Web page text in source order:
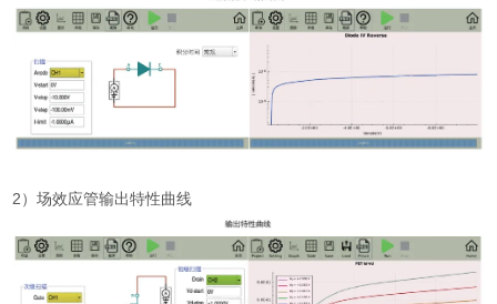
2）场效应管输出特性曲线